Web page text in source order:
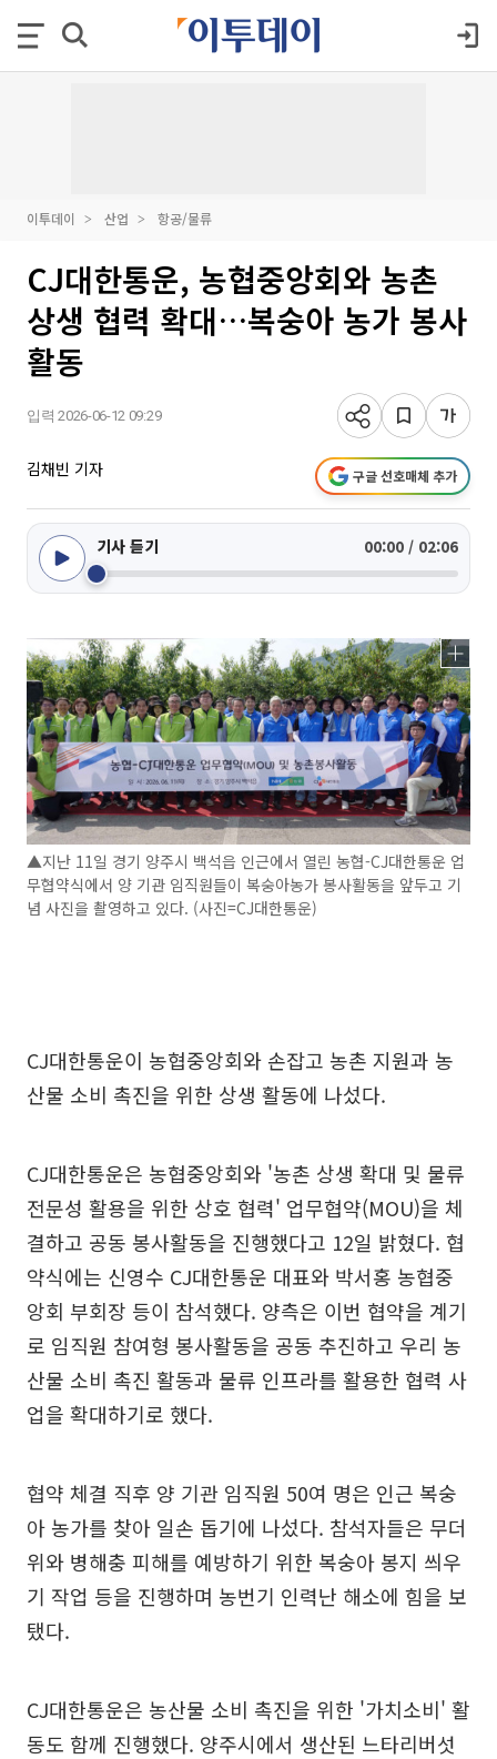
이투데이 산업 항공/물류
CJ대한통운, 농협중앙회와 농촌
상생 협력 확대…복숭아 농가 봉사
활동
입력 2026-06-12 09:29
김채빈 기자 구글 선호매체 추가
기사 듣기 00:00 / 02:06
▲지난 11일 경기 양주시 백석읍 인근에서 열린 농협-CJ대한통운 업
무협약식에서 양 기관 임직원들이 복숭아농가 봉사활동을 앞두고 기
념 사진을 촬영하고 있다. (사진=CJ대한통운)
CJ대한통운이 농협중앙회와 손잡고 농촌 지원과 농
산물 소비 촉진을 위한 상생 활동에 나섰다.
CJ대한통운은 농협중앙회와 '농촌 상생 확대 및 물류
전문성 활용을 위한 상호 협력' 업무협약(MOU)을 체
결하고 공동 봉사활동을 진행했다고 12일 밝혔다. 협
약식에는 신영수 CJ대한통운 대표와 박서홍 농협중
앙회 부회장 등이 참석했다. 양측은 이번 협약을 계기
로 임직원 참여형 봉사활동을 공동 추진하고 우리 농
산물 소비 촉진 활동과 물류 인프라를 활용한 협력 사
업을 확대하기로 했다.
협약 체결 직후 양 기관 임직원 50여 명은 인근 복숭
아 농가를 찾아 일손 돕기에 나섰다. 참석자들은 무더
위와 병해충 피해를 예방하기 위한 복숭아 봉지 씌우
기 작업 등을 진행하며 농번기 인력난 해소에 힘을 보
탰다.
CJ대한통운은 농산물 소비 촉진을 위한 '가치소비' 활
동도 함께 진행했다. 양주시에서 생산된 느타리버섯